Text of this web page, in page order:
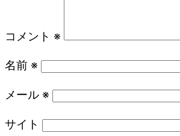
コメント ※
名前 ※
メール ※
サイト